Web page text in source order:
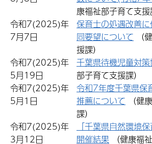
康福祉部子育て支援
令和7(2025)年
7月7日
保育士の処遇改善
同要望について
援課）
令和7(2025)年
5月19日
千葉県待機児童対
部子育て支援課）
令和7(2025)年
5月1日
令和7年度千葉県保
推薦について
課）
令和7(2025)年
3月12日
「千葉県自然環境
開催結果
（健康福